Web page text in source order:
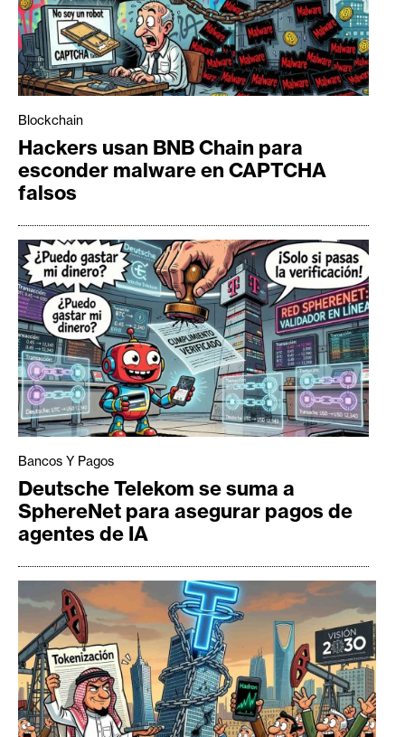
Blockchain
Hackers usan BNB Chain para
esconder malware en CAPTCHA
falsos
Bancos Y Pagos
Deutsche Telekom se suma a
SphereNet para asegurar pagos de
agentes de IA